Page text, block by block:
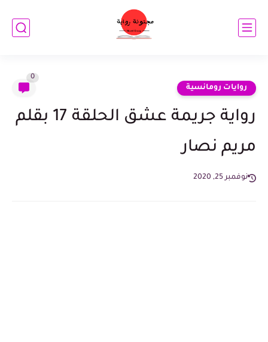
روايات رومانسية
0
رواية جريمة عشق الحلقة 17 بقلم
مريم نصار
نوفمبر 25, 2020